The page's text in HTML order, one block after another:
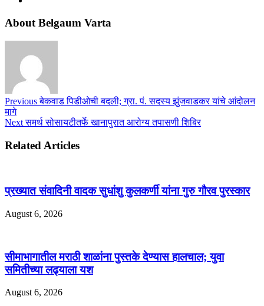
About Belgaum Varta
Previousबेकवाड पिडीओची बदली; ग्रा. पं. सदस्य झुंजवाडकर यांचे आंदोलन
मागे
Nextसमर्थ सोसायटीतर्फे खानापुरात आरोग्य तपासणी शिबिर
Related Articles
प्रख्यात संवादिनी वादक सुधांशु कुलकर्णी यांना गुरु गौरव पुरस्कार
August 6, 2026
सीमाभागातील मराठी शाळांना पुस्तके देण्यास हालचाल; युवा
समितीच्या लढ्याला यश
August 6, 2026